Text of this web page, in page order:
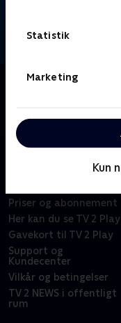
Statistik
Marketing
Kun
Om FIFA VM 2026 -
Mexico, USA og
Priser og abonnement
Her kan du se TV 2 Play
Gavekort til TV 2 Play
Support og
Kundecenter
Vilkår og betingelser
TV 2 NEWS i offentligt
rum